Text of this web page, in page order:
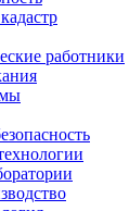
работники